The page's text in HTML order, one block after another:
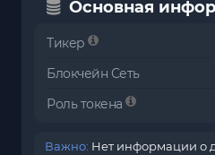
Основная
Тикер
Блокчейн Сеть
Роль токена
Важно: Нет информации о